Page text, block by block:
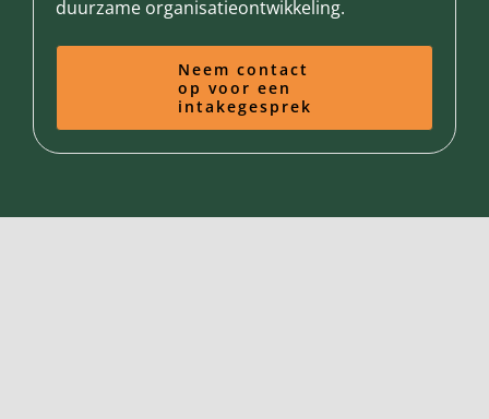
duurzame organisatieontwikkeling.
Neem contact
op voor een
intakegesprek